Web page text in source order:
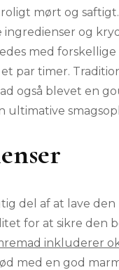
mørt og
ingredienser og
med
par timer.
også blevet en
ultimative
del af at lave
for at sikre den
inkluderer
med en god